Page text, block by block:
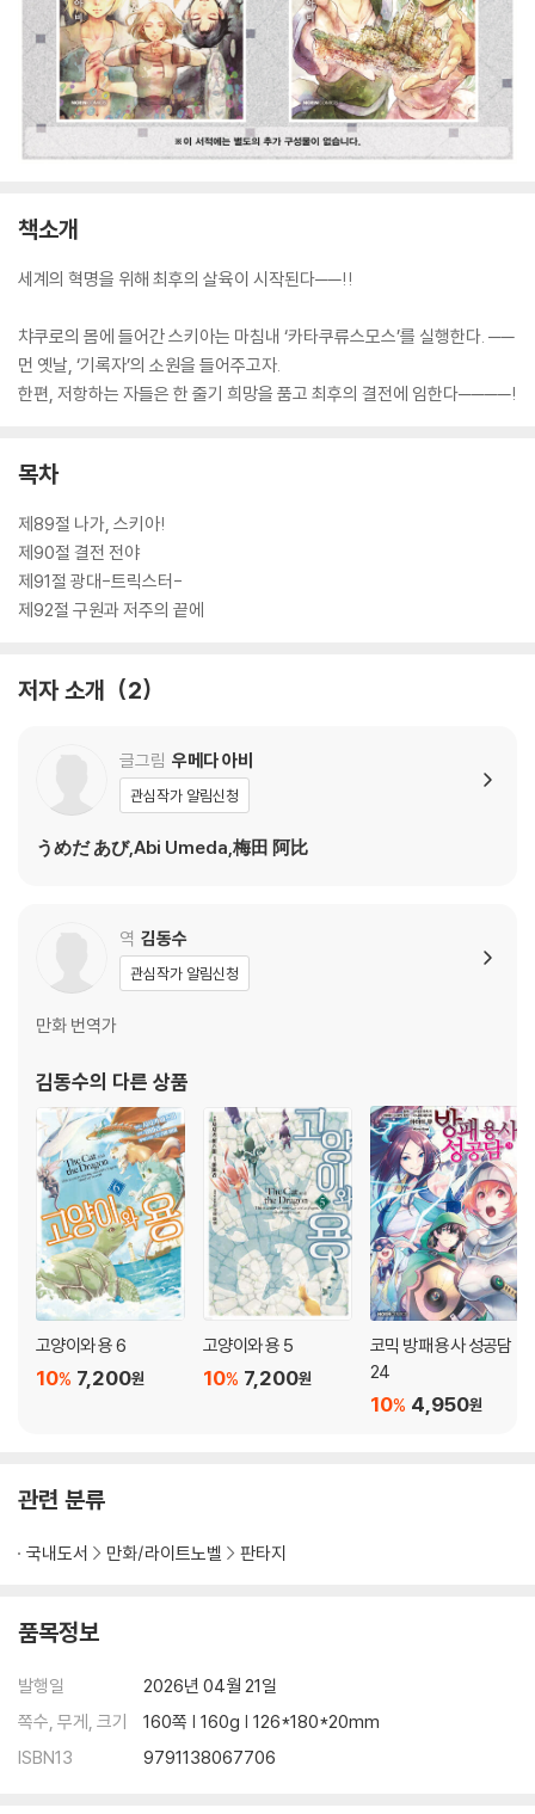
책소개
세계의 혁명을 위해 최후의 살육이 시작된다──!!
챠쿠로의 몸에 들어간 스키아는 마침내 ‘카타쿠류스모스’를 실행한다. ──
먼 옛날, ‘기록자’의 소원을 들어주고자.
한편, 저항하는 자들은 한 줄기 희망을 품고 최후의 결전에 임한다────!
목차
제89절 나가, 스키아!
제90절 결전 전야
제91절 광대-트릭스터-
제92절 구원과 저주의 끝에
저자 소개 2
글그림 우메다 아비
관심작가 알림신청
うめだ あび,Abi Umeda,梅田 阿比
역 김동수
관심작가 알림신청
만화 번역가
김동수의 다른 상품
고양이와 용 6
7,200원
10%
고양이와 용 5
7,200원
10%
코믹 방패 용사 성공담
24
4,950원
10%
관련 분류
국내도서 만화/라이트노벨 판타지
품목정보
발행일
2026년 04월 21일
쪽수, 무게, 크기
160쪽 | 160g | 126*180*20mm
ISBN13
9791138067706